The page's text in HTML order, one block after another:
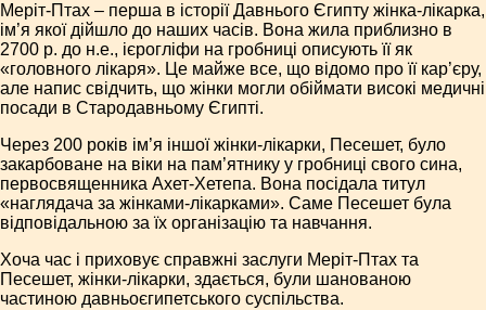
Меріт-Птах – перша в історії Давнього Єгипту жінка-лікарка,
ім’я якої дійшло до наших часів. Вона жила приблизно в
2700 р. до н.е., ієрогліфи на гробниці описують її як
«головного лікаря». Це майже все, що відомо про її кар’єру,
але напис свідчить, що жінки могли обіймати високі медичні
посади в Стародавньому Єгипті.
Через 200 років ім’я іншої жінки-лікарки, Песешет, було
закарбоване на віки на пам’ятнику у гробниці свого сина,
первосвященника Ахет-Хетепа. Вона посідала титул
«наглядача за жінками-лікарками». Саме Песешет була
відповідальною за їх організацію та навчання.
Хоча час і приховує справжні заслуги Меріт-Птах та
Песешет, жінки-лікарки, здається, були шанованою
частиною давньоєгипетського суспільства.